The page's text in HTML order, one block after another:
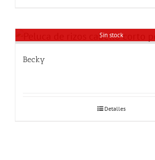
Sin stock
Becky
Detalles